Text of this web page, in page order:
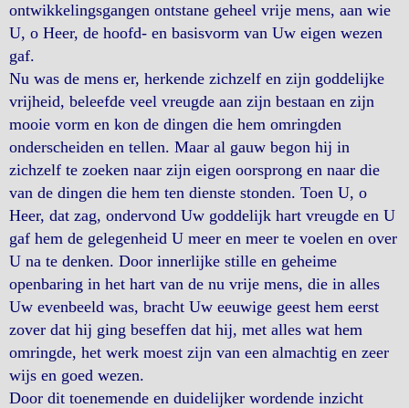
ontwikkelingsgangen ontstane geheel vrije mens, aan wie
U, o Heer, de hoofd- en basisvorm van Uw eigen wezen
gaf.
Nu was de mens er, herkende zichzelf en zijn goddelijke
vrijheid, beleefde veel vreugde aan zijn bestaan en zijn
mooie vorm en kon de dingen die hem omringden
onderscheiden en tellen. Maar al gauw begon hij in
zichzelf te zoeken naar zijn eigen oorsprong en naar die
van de dingen die hem ten dienste stonden. Toen U, o
Heer, dat zag, ondervond Uw goddelijk hart vreugde en U
gaf hem de gelegenheid U meer en meer te voelen en over
U na te denken. Door innerlijke stille en geheime
openbaring in het hart van de nu vrije mens, die in alles
Uw evenbeeld was, bracht Uw eeuwige geest hem eerst
zover dat hij ging beseffen dat hij, met alles wat hem
omringde, het werk moest zijn van een almachtig en zeer
wijs en goed wezen.
Door dit toenemende en duidelijker wordende inzicht